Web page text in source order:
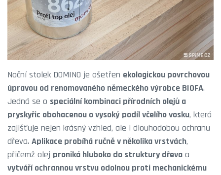
Noční stolek DOMINO je ošetřen ekologickou povrchovou
úpravou od renomovaného německého výrobce BIOFA.
Jedná se o speciální kombinaci přírodních olejů a
pryskyřic obohacenou o vysoký podíl včelího vosku, která
zajišťuje nejen krásný vzhled, ale i dlouhodobou ochranu
dřeva. Aplikace probíhá ručně v několika vrstvách,
přičemž olej proniká hluboko do struktury dřeva a
vytváří ochrannou vrstvu odolnou proti mechanickému